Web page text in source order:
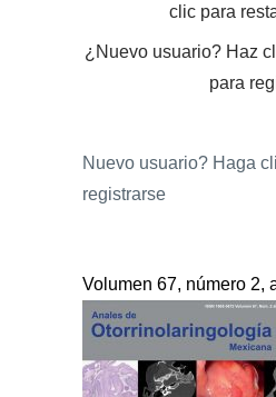
clic para
¿Nuevo usuario? Haz
para
Nuevo usuario? Haga
registrarse
Volumen 67, número 2,